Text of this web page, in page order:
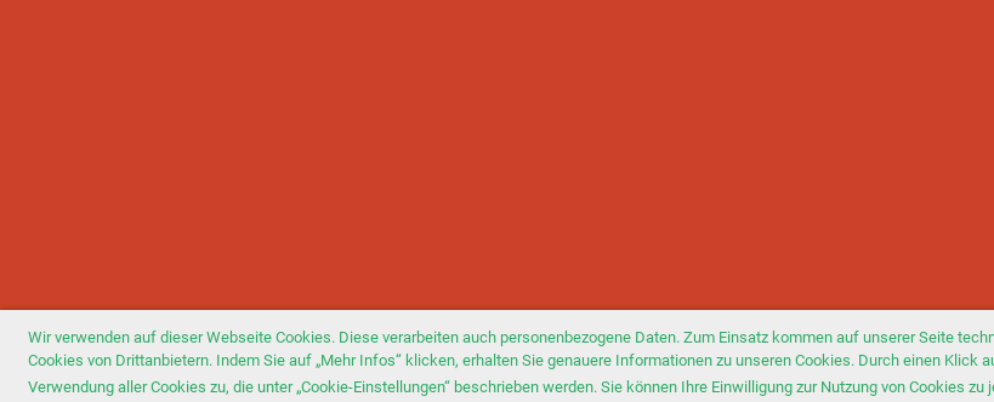
Wir verwenden auf dieser Webseite Cookies. Diese verarbeiten auch personenbezogene Daten. Zum Einsatz kommen auf unserer Seite
Cookies von Drittanbietern. Indem Sie auf „Mehr Infos“ klicken, erhalten Sie genauere Informationen zu unseren Cookies. Durch einen Klick
Verwendung aller Cookies zu, die unter „Cookie-Einstellungen“ beschrieben werden. Sie können Ihre Einwilligung zur Nutzung von Cookies